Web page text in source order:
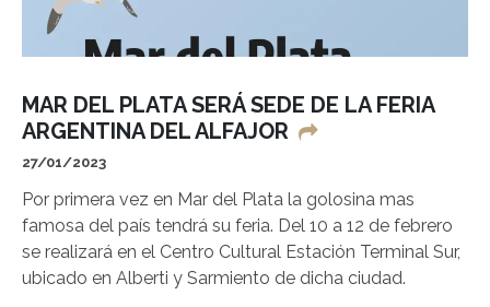
MAR DEL PLATA SERÁ SEDE DE LA FERIA
ARGENTINA DEL ALFAJOR
27/01/2023
Por primera vez en Mar del Plata la golosina mas
famosa del país tendrá su feria. Del 10 a 12 de febrero
se realizará en el Centro Cultural Estación Terminal Sur,
ubicado en Alberti y Sarmiento de dicha ciudad.